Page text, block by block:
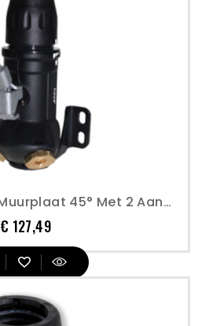
Dia. 25 - 2 X 1/2" - Muurplaat 45° Met 2 Aansluitingen En Afsluiter - Transair
€ 127,49Prijs